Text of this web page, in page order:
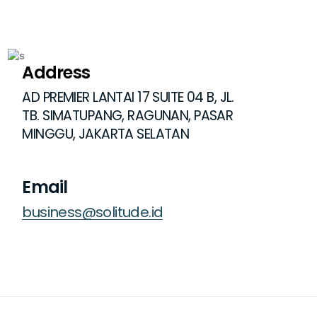
Address
AD PREMIER LANTAI 17 SUITE 04 B, JL.
TB. SIMATUPANG, RAGUNAN, PASAR
MINGGU, JAKARTA SELATAN
Email
business@solitude.id